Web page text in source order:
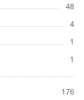
48
4
1
1
176